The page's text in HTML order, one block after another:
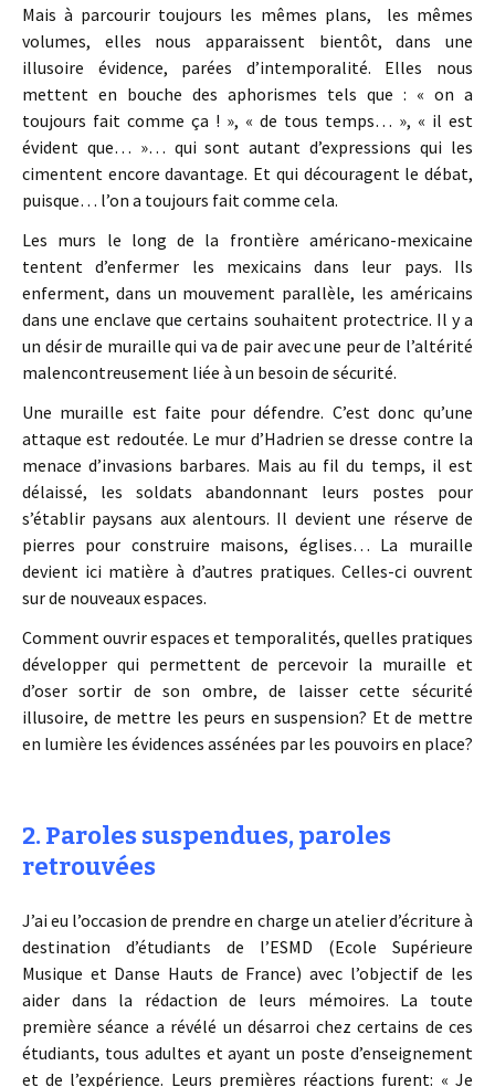
Mais à parcourir toujours les mêmes plans, les mêmes
volumes, elles nous apparaissent bientôt, dans une
illusoire évidence, parées d’intemporalité. Elles nous
mettent en bouche des aphorismes tels que : « on a
toujours fait comme ça ! », « de tous temps… », « il est
évident que… »… qui sont autant d’expressions qui les
cimentent encore davantage. Et qui découragent le débat,
puisque… l’on a toujours fait comme cela.
Les murs le long de la frontière américano-mexicaine
tentent d’enfermer les mexicains dans leur pays. Ils
enferment, dans un mouvement parallèle, les américains
dans une enclave que certains souhaitent protectrice. Il y a
un désir de muraille qui va de pair avec une peur de l’altérité
malencontreusement liée à un besoin de sécurité.
Une muraille est faite pour défendre. C’est donc qu’une
attaque est redoutée. Le mur d’Hadrien se dresse contre la
menace d’invasions barbares. Mais au fil du temps, il est
délaissé, les soldats abandonnant leurs postes pour
s’établir paysans aux alentours. Il devient une réserve de
pierres pour construire maisons, églises… La muraille
devient ici matière à d’autres pratiques. Celles-ci ouvrent
sur de nouveaux espaces.
Comment ouvrir espaces et temporalités, quelles pratiques
développer qui permettent de percevoir la muraille et
d’oser sortir de son ombre, de laisser cette sécurité
illusoire, de mettre les peurs en suspension? Et de mettre
en lumière les évidences assénées par les pouvoirs en place?
2. Paroles suspendues, paroles
retrouvées
J’ai eu l’occasion de prendre en charge un atelier d’écriture à
destination d’étudiants de l’ESMD (Ecole Supérieure
Musique et Danse Hauts de France) avec l’objectif de les
aider dans la rédaction de leurs mémoires. La toute
première séance a révélé un désarroi chez certains de ces
étudiants, tous adultes et ayant un poste d’enseignement
et de l’expérience. Leurs premières réactions furent: « Je